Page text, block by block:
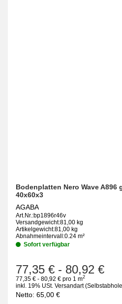
Bodenplatten Nero Wave A896
40x60x3
AGABA
Art.Nr.:bp1896r46v
Versandgewicht:81,00 kg
Artikelgewicht:81,00 kg
Abnahmeintervall:0.24 m²
Sofort verfügbar
77,35 € - 80,92 €
77,35 € - 80,92 € pro 1 m2
inkl. 19% USt. Versandart
Netto: 65,00 €